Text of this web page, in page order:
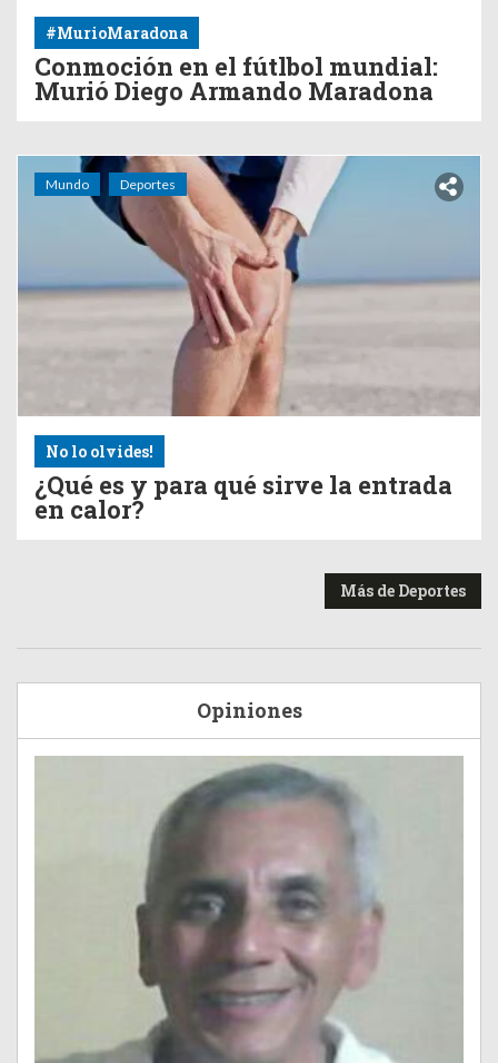
#MurioMaradona
Conmoción en el fútlbol mundial:
Murió Diego Armando Maradona
Mundo Deportes
No lo olvides!
¿Qué es y para qué sirve la entrada
en calor?
Más de Deportes
Opiniones